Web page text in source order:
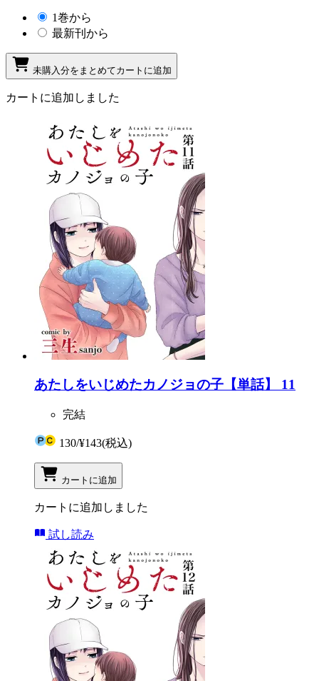
1巻から
最新刊から
未購入分をまとめてカートに追加
カートに追加しました
あたしをいじめたカノジョの子【単話】 11
完結
130/¥143(税込)
カートに追加
カートに追加しました
試し読み